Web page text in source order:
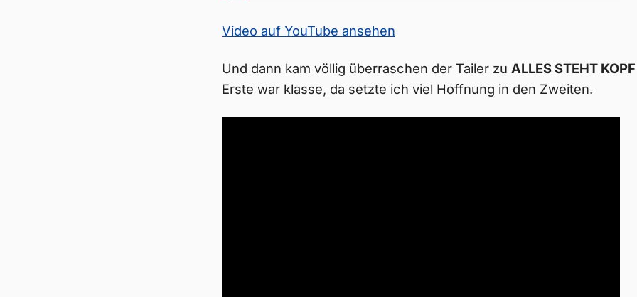
Video auf YouTube ansehen
Und dann kam völlig überraschen der Tailer zu ALLES STEHT
Erste war klasse, da setzte ich viel Hoffnung in den Zweiten.